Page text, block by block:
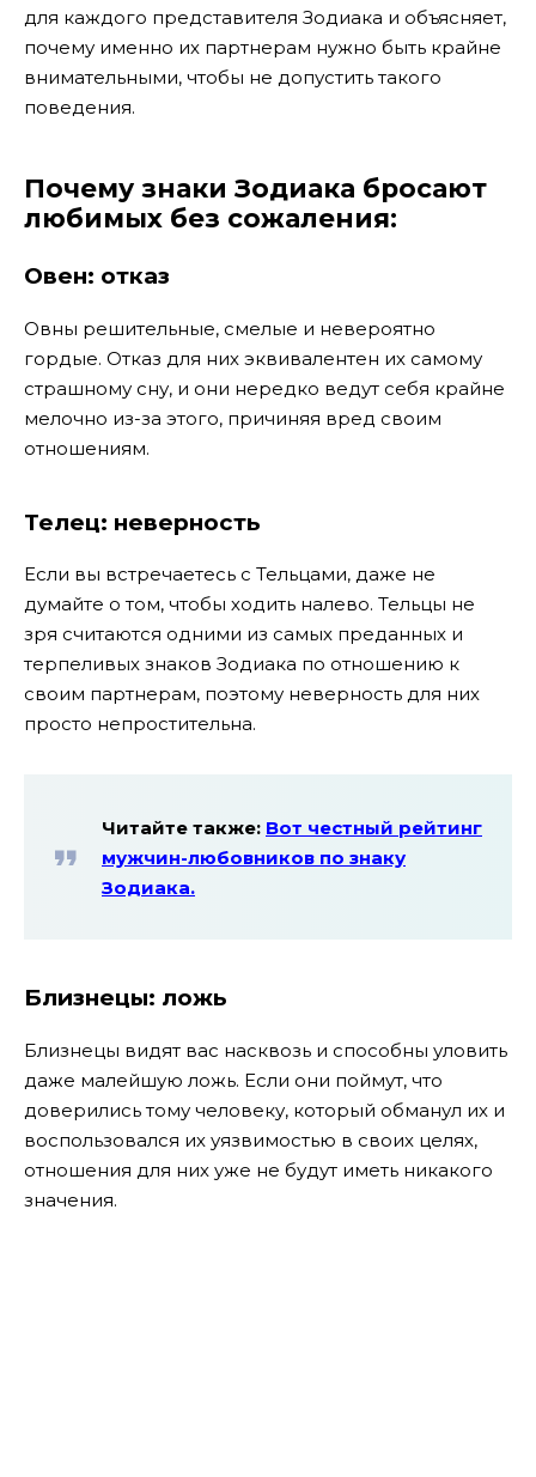
для каждого представителя Зодиака и объясняет,
почему именно их партнерам нужно быть крайне
внимательными, чтобы не допустить такого
поведения.
Почему знаки Зодиака бросают
любимых без сожаления:
Овен: отказ
Овны решительные, смелые и невероятно
гордые. Отказ для них эквивалентен их самому
страшному сну, и они нередко ведут себя крайне
мелочно из-за этого, причиняя вред своим
отношениям.
Телец: неверность
Если вы встречаетесь с Тельцами, даже не
думайте о том, чтобы ходить налево. Тельцы не
зря считаются одними из самых преданных и
терпеливых знаков Зодиака по отношению к
своим партнерам, поэтому неверность для них
просто непростительна.
Читайте также: Вот честный рейтинг
мужчин-любовников по знаку
Зодиака.
Близнецы: ложь
Близнецы видят вас насквозь и способны уловить
даже малейшую ложь. Если они поймут, что
доверились тому человеку, который обманул их и
воспользовался их уязвимостью в своих целях,
отношения для них уже не будут иметь никакого
значения.